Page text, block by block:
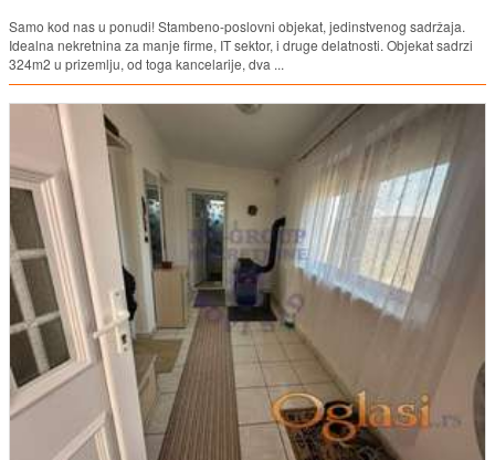
Samo kod nas u ponudi! Stambeno-poslovni objekat, jedinstvenog sadržaja.
Idealna nekretnina za manje firme, IT sektor, i druge delatnosti. Objekat sadrzi
324m2 u prizemlju, od toga kancelarije, dva ...